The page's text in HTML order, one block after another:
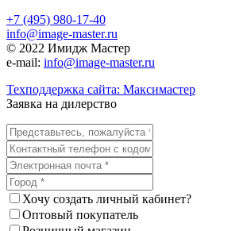
+7 (495) 980-17-40
info@image-master.ru
© 2022 Имидж Мастер
e-mail: info@image-master.ru
Техподдержка сайта: Максимастер
Заявка на дилерство
Хочу создать личный кабинет?
Оптовый покупатель